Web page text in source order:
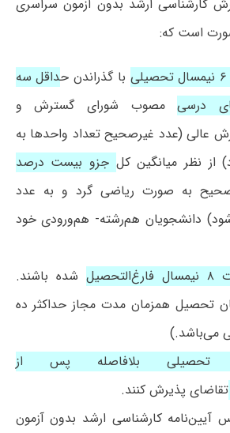
کارشناسی ارشد بدون آزمون سراسری
است که:
با گذراندن حداقل سه
درسیمصوب شورای گسترش و
عالی (عدد غیرصحیح تعداد واحدها به
از نظر میانگین کل جزو بیست درصد
به صورت ریاضی گرد و به عدد
دانشجویان هم‌رشته- هم‌ورودی خود
شده باشند.
تحصیل همزمان مدت مجاز حداکثر ده
می‌باشد.)
بلافاصله پس از
تقاضای پذیرش کنند.
آیین‌نامه کارشناسی ارشد بدون آزمون